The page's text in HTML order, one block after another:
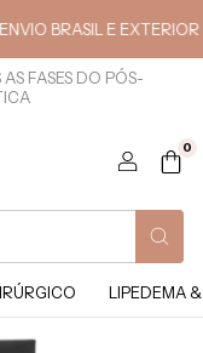
BRASIL E EXTERIOR
FASES DO PÓS-
0
LIPEDEMA